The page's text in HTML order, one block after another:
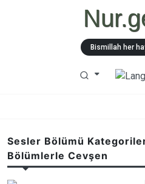
Bismillah her
Sesler Bölümü
Bölümlerle Cevşen